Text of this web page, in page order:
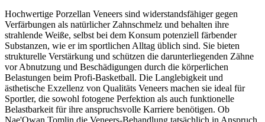
Hochwertige Porzellan Veneers sind widerstandsfähiger gegen
Verfärbungen als natürlicher Zahnschmelz und behalten ihre
strahlende Weiße, selbst bei dem Konsum potenziell färbender
Substanzen, wie er im sportlichen Alltag üblich sind. Sie bieten
strukturelle Verstärkung und schützen die darunterliegenden Zähne
vor Abnutzung und Beschädigungen durch die körperlichen
Belastungen beim Profi-Basketball. Die Langlebigkeit und
ästhetische Exzellenz von Qualitäts Veneers machen sie ideal für
Sportler, die sowohl fotogene Perfektion als auch funktionelle
Belastbarkeit für ihre anspruchsvolle Karriere benötigen. Ob
Nae'Qwan Tomlin die Veneers-Behandlung tatsächlich in Anspruch